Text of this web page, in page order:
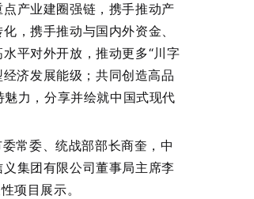
产业建圈强链，携手推动产
，携手推动与国内外资金、
平对外开放，推动更多“川字
济发展能级；共同创造高品
魅力，分享并绘就中国式现代
常委、统战部部长商奎，中
集团有限公司董事局主席李
项目展示。